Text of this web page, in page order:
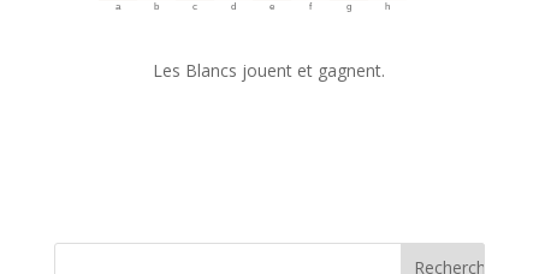
a b c d e f g h
Les Blancs jouent et gagnent.